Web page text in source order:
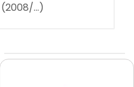
...)